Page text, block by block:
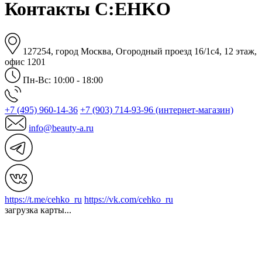
Контакты C:EHKO
127254, город Москва, Огородный проезд 16/1с4, 12 этаж,
офис 1201
Пн-Вс: 10:00 - 18:00
+7 (495) 960-14-36 +7 (903) 714-93-96 (интернет-магазин)
info@beauty-a.ru
https://t.me/cehko_ru https://vk.com/cehko_ru
загрузка карты...